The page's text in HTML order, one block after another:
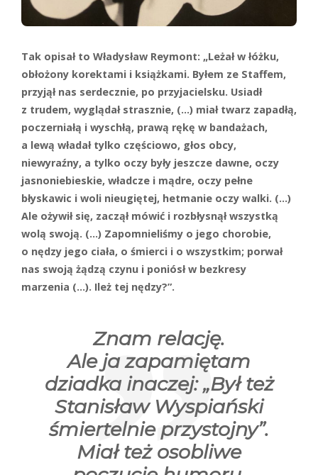
Tak opisał to Władysław Reymont: „Leżał w łóżku,
obłożony korektami i książkami. Byłem ze Staffem,
przyjął nas serdecznie, po przyjacielsku. Usiadł
z trudem, wyglądał strasznie, (…) miał twarz zapadłą,
poczerniałą i wyschłą, prawą rękę w bandażach,
a lewą władał tylko częściowo, głos obcy,
niewyraźny, a tylko oczy były jeszcze dawne, oczy
jasnoniebieskie, władcze i mądre, oczy pełne
błyskawic i woli nieugiętej, hetmanie oczy walki. (…)
Ale ożywił się, zaczął mówić i rozbłysnął wszystką
wolą swoją. (…) Zapomnieliśmy o jego chorobie,
o nędzy jego ciała, o śmierci i o wszystkim; porwał
nas swoją żądzą czynu i poniósł w bezkresy
marzenia (…). Ileż tej nędzy?”.
Znam relację.
Ale ja zapamiętam
dziadka inaczej: „Był też
Stanisław Wyspiański
śmiertelnie przystojny”.
Miał też osobliwe